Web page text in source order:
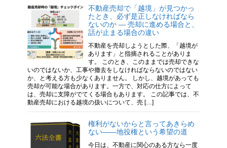
不動産売却で「越境」が見つかっ
たとき、必ず是正しなければなら
ないのか ― 売却に進める場合と、
話が止まる場合の違い
不動産を売却しようとした際、「越境が
あります」と指摘されることがありま
す。 このとき、このままでは売却できな
いのではないか、工事や撤去をしなければならないのではない
か、と考える方も少なくありません。 しかし、越境があっても
売却が可能な場合があります。一方で、対応の仕方によって
は、売却に支障がでてくる場合もあります。 この記事では、不
動産売却における越境の扱いについて、売 […]
権利がないからと言ってあきらめ
ない――地役権という希望の道
今日は、不動産に関心のある方なら一度